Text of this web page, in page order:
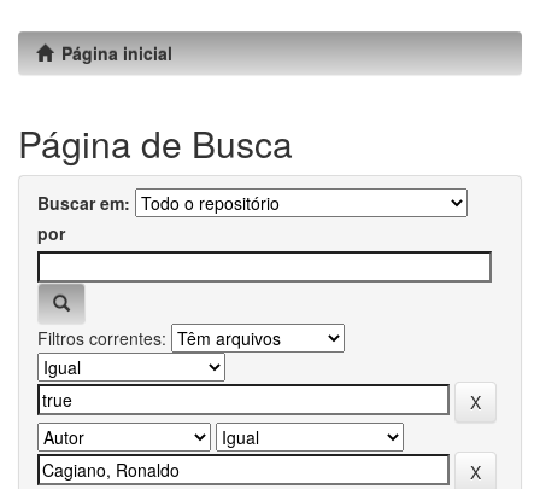
Página inicial
Página de Busca
Buscar em:
por
Filtros correntes: